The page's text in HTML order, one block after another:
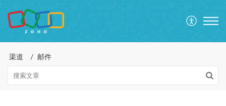
渠道 邮件